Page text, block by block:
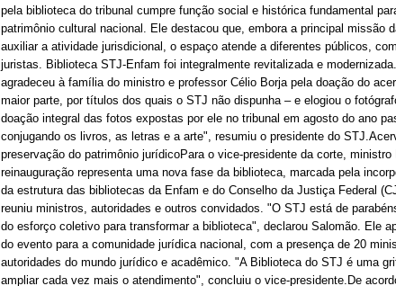
pela biblioteca do tribunal cumpre função social e histórica fundamental
patrimônio cultural nacional. Ele destacou que, embora a principal missão
auxiliar a atividade jurisdicional, o espaço atende a diferentes públicos,
juristas. ​​​​​​​​​Biblioteca STJ-Enfam foi integralmente revitalizada e
agradeceu à família do ministro e professor Célio Borja pela doação do
maior parte, por títulos dos quais o STJ não dispunha – e elogiou o
doação integral das fotos expostas por ele no tribunal em agosto do ano
conjugando os livros, as letras e a arte", resumiu o presidente do
preservação do patrimônio jurídicoPara o vice-presidente da corte,
reinauguração representa uma nova fase da biblioteca, marcada pela
da estrutura das bibliotecas da Enfam e do Conselho da Justiça Federal
reuniu ministros, autoridades e outros convidados. "O STJ está de
do esforço coletivo para transformar a biblioteca", declarou Salomão. Ele
do evento para a comunidade jurídica nacional, com a presença de 20
autoridades do mundo jurídico e acadêmico. "A Biblioteca do STJ é uma
ampliar cada vez mais o atendimento", concluiu o vice-presidente.De